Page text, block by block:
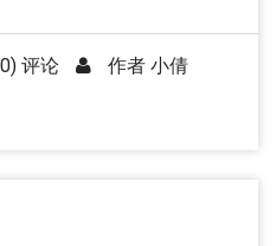
评论 作者 小倩